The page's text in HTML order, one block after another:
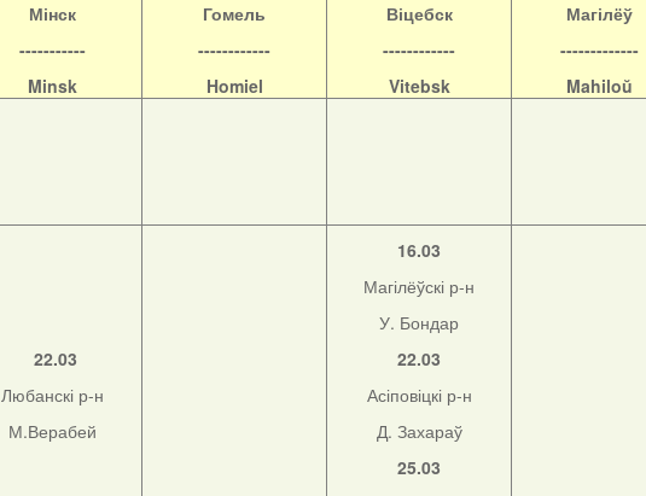
Мінск
-----------
Minsk
Гомель
------------
Homiel
Віцебск
------------
Vitebsk
Магілёў
-------------
Mahiloŭ
22.03
Любанскі р-н
М.Верабей
16.03
Магілёўскі р-н
У. Бондар
22.03
Асіповіцкі р-н
Д. Захараў
25.03